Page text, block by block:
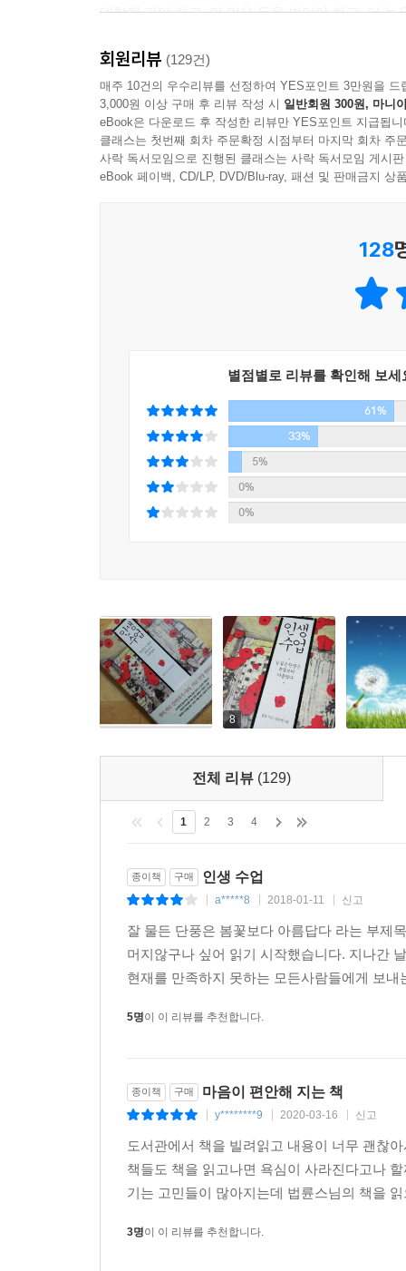
대학에 가야 하고, 더 많은 돈을 벌어야 하고, 더
있어 정작 중요한 것이 보이지 않는다는 것이다.
강조한다.
스님은 힘겨운 시대, 팍팍한 현실을 헤쳐 나가야
지난 이야기를 하면서 추억에 잠기고 지난 세월
사람은 ‘인생 경험을 많이 했더니 이해의 폭이
행복을 내일로 미루지 않고 오늘 자기 삶에 만족하
듯이 늙음이 비참해지지도 않고 초라해지지도 않
대로, 늙으면 늙는 대로, 병이 나면 병나는 대로,
불편하면 ‘그동안 많이 부려 먹었으니까 고장 날
스님은 잘 물든 단풍이 되기 위해서는 ‘지나침’
지나치면 이겨내지 못하기 때문이다. 나이 들면
그런데 자꾸 이런저런 이유를 붙여서 자신을 괴롭
우리는 한치 앞을 모르고 살아간다. 다른 사람의
수도 있다. 가까운 사람의 죽음으로 한없이 슬퍼
원수가 되기도 하고, 부모로서 자식으로 갈등하
지금 나부터 행복하면 된다!
행복한 인생을 위해 따로 준비할 것은 없다!
흔들리지 않고 편안하게 나이 들어가기 위해서는
내일 행복할 수 없고, 이생에서 행복하지 못하면
불만이 있다. 어디를 가도 저절로 행복해지는 데
스님은 주어진 현실에서 이치에 맞게 마음을 살
어떻게 했든, 아내가 어떻게 했든, 자식이 어떻게
삶과 죽음은 하나의 변화일 뿐임을 받아들이고,
풀어내면 내 마음이 편안해진다. 욕심을 버리면
올지 알 수 없기 때문에 오늘을 마지막처럼 최선
추구하는 성공과 상관없이 스스로 만족하는 삶
그게 곧 행복한 인생임을 깨닫게 한다.
법륜 스님의 《인생 수업》은 지나간 시절을 그
회원리뷰 (129건)
매주 10건의 우수리뷰를 선정하여 YES포인트 3만원을 드
3,000원 이상 구매 후 리뷰 작성 시 일반회원 300원, 마니
eBook은 다운로드 후 작성한 리뷰만 YES포인트 지급됩니
클래스는 첫번째 회차 주문확정 시점부터 마지막 회차 주
사락 독서모임으로 진행된 클래스는 사락 독서모임 게시
eBook 페이백, CD/LP, DVD/Blu-ray, 패션 및 판매금지 상
128
별점별로 리뷰를 확인해 보세
61%
33%
5%
0%
0%
8
전체 리뷰 (129)
1 2 3 4
종이책 구매 인생 수업
a*****8 2018-01-11 신고
잘 물든 단풍은 봄꽃보다 아름답다 라는 부제
머지않구나 싶어 읽기 시작했습니다. 지나간
현재를 만족하지 못하는 모든사람들에게 보
5명이 이 리뷰를 추천합니다.
종이책 구매 마음이 편안해 지는 책
y********9 2020-03-16 신고
도서관에서 책을 빌려읽고 내용이 너무 괜찮
책들도 책을 읽고나면 욕심이 사라진다고나
기는 고민들이 많아지는데 법륜스님의 책을
3명이 이 리뷰를 추천합니다.